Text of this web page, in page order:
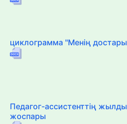
циклограмма "Менің
Педагог-ассистенттің
жоспары